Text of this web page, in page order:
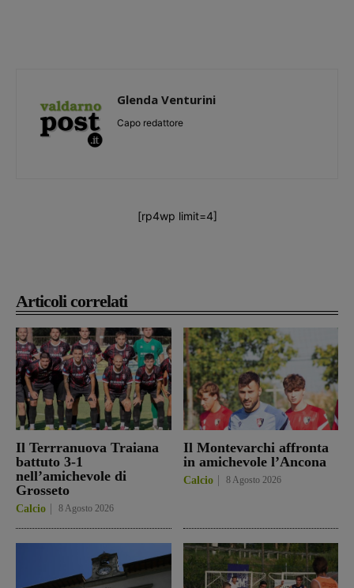
Articoli correlati
Il Terrranuova Traiana
battuto 3-1
nell’amichevole di
Grosseto
Calcio 8 Agosto 2026
Il Montevarchi affronta
in amichevole l’Ancona
Calcio 8 Agosto 2026
Glenda Venturini
Capo redattore
[rp4wp limit=4]